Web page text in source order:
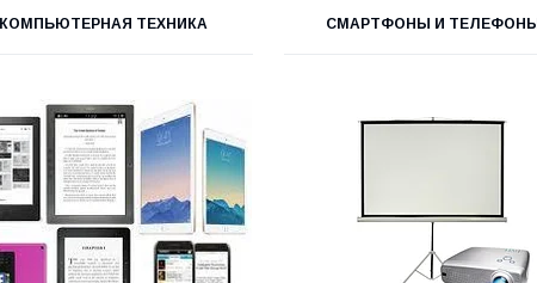
КОМПЬЮТЕРНАЯ ТЕХНИКА СМАРТФОНЫ И ТЕЛЕФОНЫ